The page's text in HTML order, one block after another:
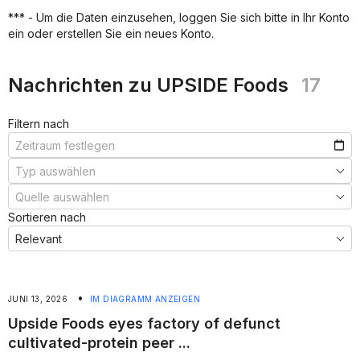
***
*** - Um die Daten einzusehen, loggen Sie sich bitte in Ihr Konto
ein oder erstellen Sie ein neues Konto.
Nachrichten zu UPSIDE Foods 17
Filtern nach
Sortieren nach
JUNI 13, 2026 • IM DIAGRAMM ANZEIGEN
Upside Foods eyes factory of defunct
cultivated-protein peer ...